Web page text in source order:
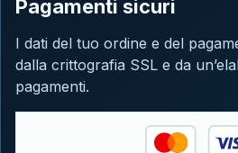
Pagamenti sicuri
I dati del tuo ordine e del
dalla crittografia SSL e da
pagamenti.